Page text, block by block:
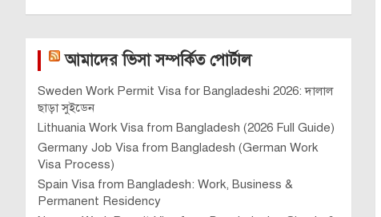
আমাদের ভিসা সম্পর্কিত পোর্টাল
Sweden Work Permit Visa for Bangladeshi 2026: দালাল
ছাড়া সুইডেন
Lithuania Work Visa from Bangladesh (2026 Full Guide)
Germany Job Visa from Bangladesh (German Work
Visa Process)
Spain Visa from Bangladesh: Work, Business &
Permanent Residency